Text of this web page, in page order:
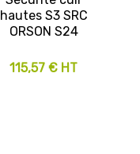
hautes S3 SRC
ORSON S24
115,57 € HT